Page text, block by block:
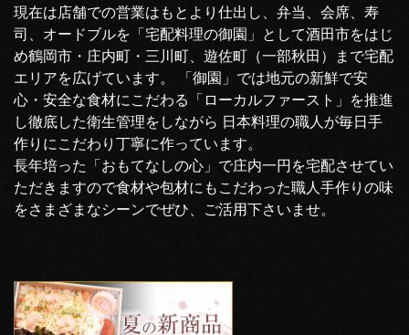
現在は店舗での営業はもとより仕出し、弁当、会席、寿
司、オードブルを「宅配料理の御園」として酒田市をはじ
め鶴岡市・庄内町・三川町、遊佐町（一部秋田）まで宅配
エリアを広げています。 「御園」では地元の新鮮で安
心・安全な食材にこだわる「ローカルファースト」を推進
し徹底した衛生管理をしながら 日本料理の職人が毎日手
作りにこだわり丁寧に作っています。
長年培った「おもてなしの心」で庄内一円を宅配させてい
ただきますので食材や包材にもこだわった職人手作りの味
をさまざまなシーンでぜひ、ご活用下さいませ。